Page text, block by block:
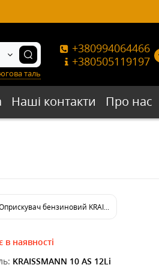
+380994064466
+380505119197
таль
Наші контакти Про нас
бензиновий KRAISSMANN 213 BS
в наявності
KRAISSMANN 10 AS 12Li